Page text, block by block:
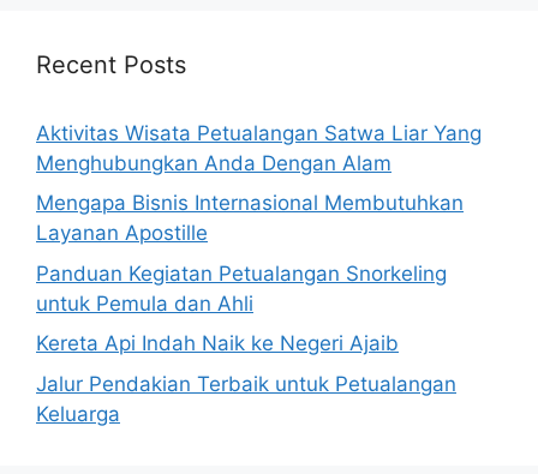
Recent Posts
Aktivitas Wisata Petualangan Satwa Liar Yang
Menghubungkan Anda Dengan Alam
Mengapa Bisnis Internasional Membutuhkan
Layanan Apostille
Panduan Kegiatan Petualangan Snorkeling
untuk Pemula dan Ahli
Kereta Api Indah Naik ke Negeri Ajaib
Jalur Pendakian Terbaik untuk Petualangan
Keluarga